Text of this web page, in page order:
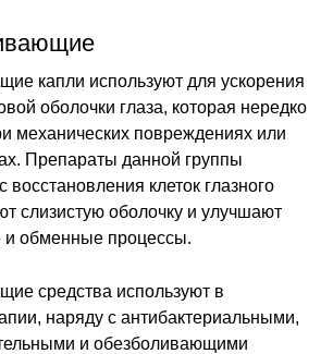
капли используют для ускорения
оболочки глаза, которая нередко
механических повреждениях или
Препараты данной группы
восстановления клеток глазного
слизистую оболочку и улучшают
и обменные процессы.
средства используют в
наряду с антибактериальными,
и обезболивающими